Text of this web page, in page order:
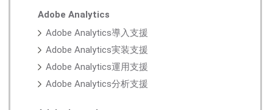
Adobe Analytics
Adobe Analytics導入支援
Adobe Analytics実装支援
Adobe Analytics運用支援
Adobe Analytics分析支援